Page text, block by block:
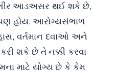
આડઅસર થઈ શકે છે,
હોય. આરોગ્યસંભાળ
વર્તમાન દવાઓ અને
શકે છે તે નક્કી કરવા
માટે યોગ્ય છે કે કેમ